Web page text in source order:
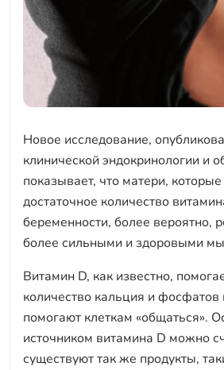
Новое исследование,
клинической эндокринологии и
показывает, что матери,
достаточное количество
беременности, более вероятно,
более сильными и здоровыми
Витамин D, как известно,
количество кальция и фосфатов
помогают клеткам «общаться».
источником витамина D можно
существуют так же продукты,